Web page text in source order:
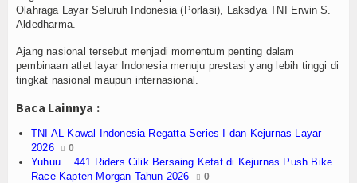
Religi
Opini
Pelabuhan
Politik
Olahraga Layar Seluruh Indonesia (Porlasi), Laksdya TNI Erwin S.
Aldedharma.
Ajang nasional tersebut menjadi momentum penting dalam
pembinaan atlet layar Indonesia menuju prestasi yang lebih tinggi di
tingkat nasional maupun internasional.
Baca Lainnya :
TNI AL Kawal Indonesia Regatta Series I dan Kejurnas Layar
2026
0
Yuhuu... 441 Riders Cilik Bersaing Ketat di Kejurnas Push Bike
Race Kapten Morgan Tahun 2026
0